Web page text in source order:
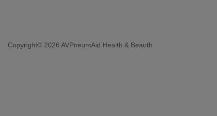
Copyright© 2026 AVPneumAid Health & Beauth